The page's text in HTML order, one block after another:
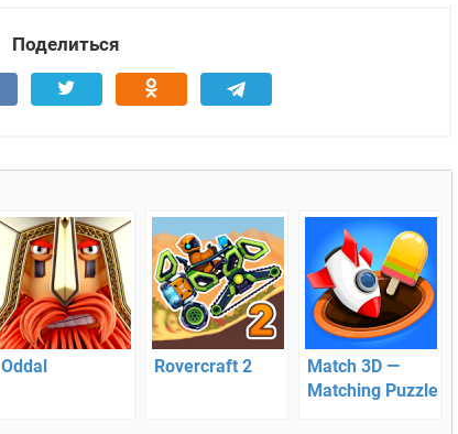
Поделиться
Oddal Rovercraft 2
Match 3D —
Matching Puzzle